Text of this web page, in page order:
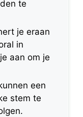
te
je eraan
in
aan om je
een
stem te